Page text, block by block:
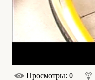
Просмотры: 0